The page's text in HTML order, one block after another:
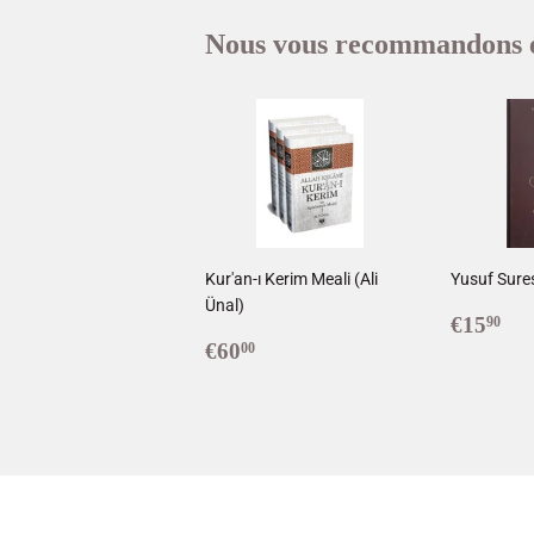
Nous vous recommandons
Kur'an-ı Kerim Meali (Ali
Ünal)
Prix
€6000
Yusuf
Prix
€1590